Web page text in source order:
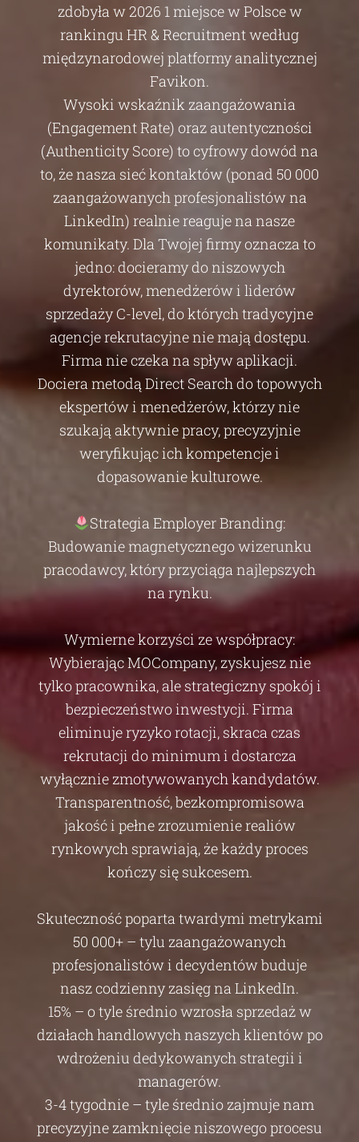
zdobyła w 2026 1 miejsce w Polsce w
rankingu HR & Recruitment według
międzynarodowej platformy analitycznej
Favikon.
Wysoki wskaźnik zaangażowania
(Engagement Rate) oraz autentyczności
(Authenticity Score) to cyfrowy dowód na
to, że nasza sieć kontaktów (ponad 50 000
zaangażowanych profesjonalistów na
LinkedIn) realnie reaguje na nasze
komunikaty. Dla Twojej firmy oznacza to
jedno: docieramy do niszowych
dyrektorów, menedżerów i liderów
sprzedaży C-level, do których tradycyjne
agencje rekrutacyjne nie mają dostępu.
Firma nie czeka na spływ aplikacji.
Dociera metodą Direct Search do topowych
ekspertów i menedżerów, którzy nie
szukają aktywnie pracy, precyzyjnie
weryfikując ich kompetencje i
dopasowanie kulturowe.
Strategia Employer Branding:
Budowanie magnetycznego wizerunku
pracodawcy, który przyciąga najlepszych
na rynku.
Wymierne korzyści ze współpracy:
Wybierając MOCompany, zyskujesz nie
tylko pracownika, ale strategiczny spokój i
bezpieczeństwo inwestycji. Firma
eliminuje ryzyko rotacji, skraca czas
rekrutacji do minimum i dostarcza
wyłącznie zmotywowanych kandydatów.
Transparentność, bezkompromisowa
jakość i pełne zrozumienie realiów
rynkowych sprawiają, że każdy proces
kończy się sukcesem.
Skuteczność poparta twardymi metrykami
50 000+ – tylu zaangażowanych
profesjonalistów i decydentów buduje
nasz codzienny zasięg na LinkedIn.
15% – o tyle średnio wzrosła sprzedaż w
działach handlowych naszych klientów po
wdrożeniu dedykowanych strategii i
managerów.
3-4 tygodnie – tyle średnio zajmuje nam
precyzyjne zamknięcie niszowego procesu